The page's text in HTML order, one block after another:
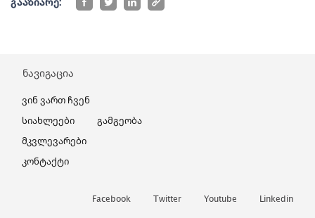
ნავიგაცია
Ვინ Ვართ Ჩვენ
Სიახლეები
Გამგეობა
Მკვლევარები
Კონტაქტი
Facebook Twitter Youtube Linkedin